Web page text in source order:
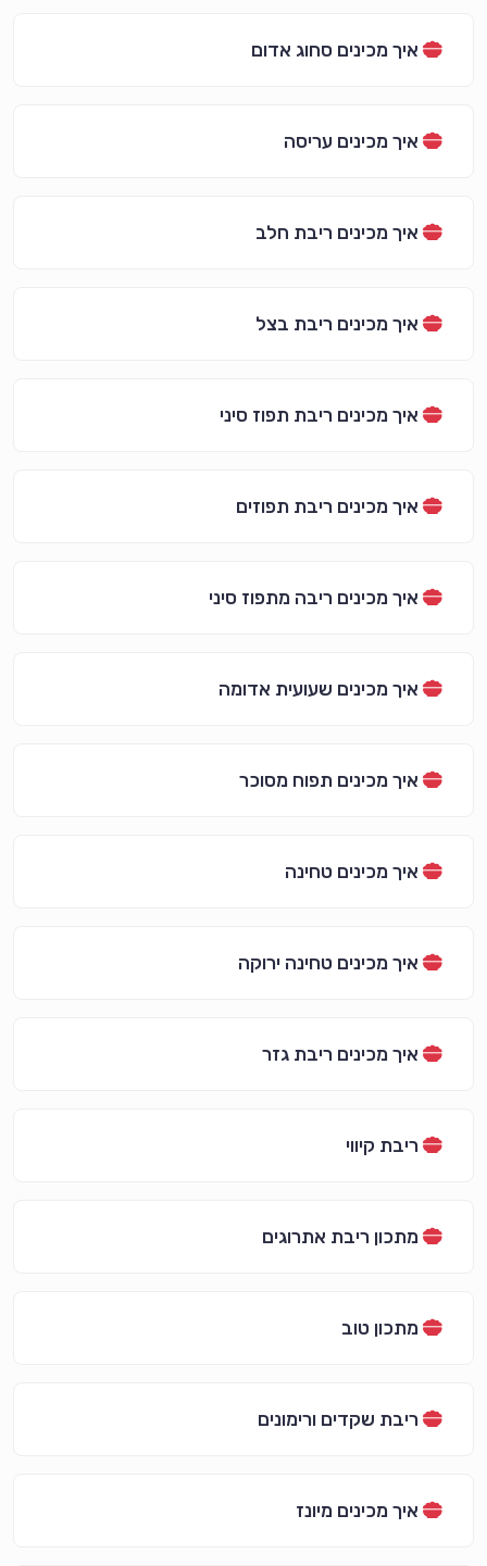
איך מכינים סחוג אדום
איך מכינים עריסה
איך מכינים ריבת חלב
איך מכינים ריבת בצל
איך מכינים ריבת תפוז סיני
איך מכינים ריבת תפוזים
איך מכינים ריבה מתפוז סיני
איך מכינים שעועית אדומה
איך מכינים תפוח מסוכר
איך מכינים טחינה
איך מכינים טחינה ירוקה
איך מכינים ריבת גזר
ריבת קיווי
מתכון ריבת אתרוגים
מתכון טוב
ריבת שקדים ורימונים
איך מכינים מיונז